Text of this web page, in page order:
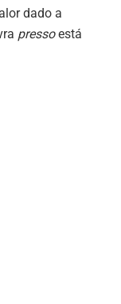
dado a
pressoestá